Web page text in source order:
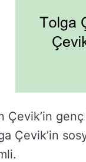
Çevik’in
Çevik’in